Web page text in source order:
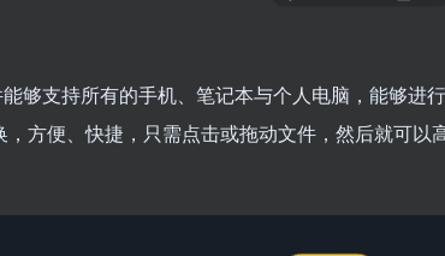
够支持所有的手机、笔记本与个人电脑，能够进行
方便、快捷，只需点击或拖动文件，然后就可以
使用其它方式登录或注册